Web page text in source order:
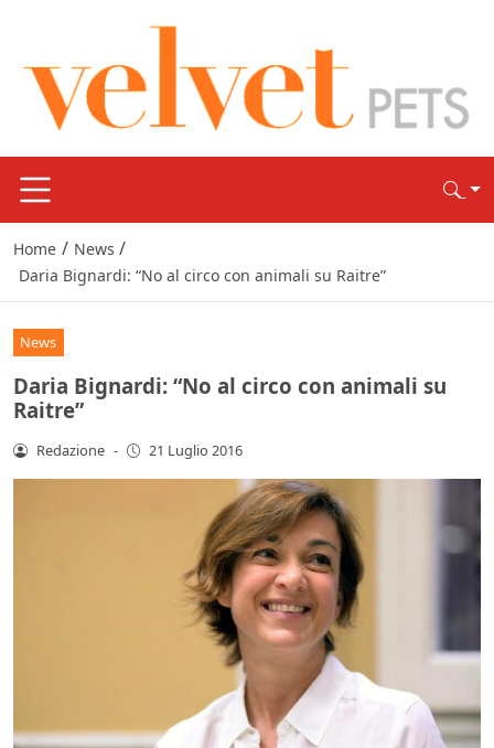
Home / News /
Daria Bignardi: “No al circo con animali su Raitre”
News
Daria Bignardi: “No al circo con animali su
Raitre”
Redazione - 21 Luglio 2016